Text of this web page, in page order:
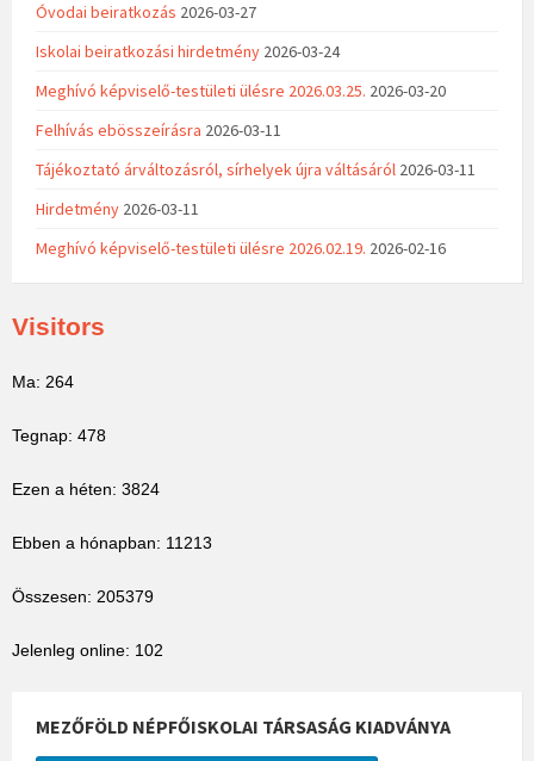
Óvodai beiratkozás 2026-03-27
Iskolai beiratkozási hirdetmény 2026-03-24
Meghívó képviselő-testületi ülésre 2026.03.25. 2026-03-20
Felhívás ebösszeírásra 2026-03-11
Tájékoztató árváltozásról, sírhelyek újra váltásáról 2026-03-11
Hirdetmény 2026-03-11
Meghívó képviselő-testületi ülésre 2026.02.19. 2026-02-16
Visitors
Ma: 264
Tegnap: 478
Ezen a héten: 3824
Ebben a hónapban: 11213
Összesen: 205379
Jelenleg online: 102
MEZŐFÖLD NÉPFŐISKOLAI TÁRSASÁG KIADVÁNYA